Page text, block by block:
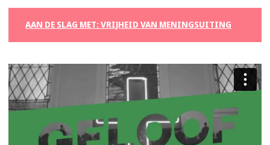
AAN DE SLAG MET: VRIJHEID VAN MENINGSUITING